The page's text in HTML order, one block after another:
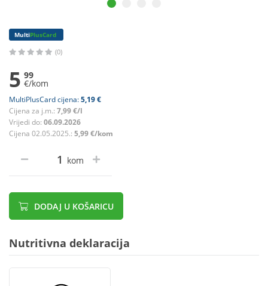
MultiPlusCard
(0)
5 99
€/kom
MultiPlusCard cijena:5,19 €
Cijena za j.m.: 7,99 €/l
Vrijedi do: 06.09.2026
Cijena 02.05.2025.: 5,99 €/kom
kom
DODAJ U KOŠARICU
Nutritivna deklaracija